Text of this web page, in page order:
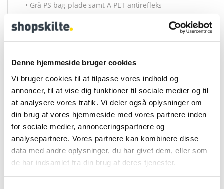
Denne hjemmeside bruger cookies
Vi bruger cookies til at tilpasse vores indhold og
annoncer, til at vise dig funktioner til sociale medier og til
at analysere vores trafik. Vi deler også oplysninger om
din brug af vores hjemmeside med vores partnere inden
for sociale medier, annonceringspartnere og
analysepartnere. Vores partnere kan kombinere disse
data med andre oplysninger, du har givet dem, eller som
de har indsamlet fra din brug af deres tjenester.
• Grå PS bag-plade samt A-PET antirefleks
Alu Snapramme A3 Sort er udstyret med forborede
huller, som er gemt
monteres på væg
uden nogen form for synlig ophæng.
Medfølger pluks og skruer til vægmontering.
(ophængskrog – tilkøb)
Varenummer (SKU):4792
Kategorier: